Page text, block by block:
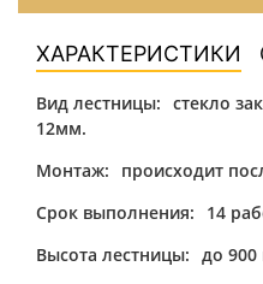
ХАРАКТЕРИСТИКИ
Вид лестницы: стекло
12мм.
Монтаж:
происходит
Срок выполнения:
14
Высота лестницы: до